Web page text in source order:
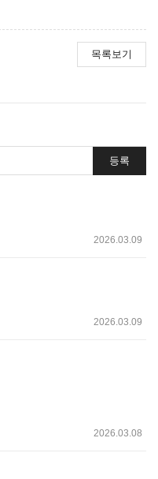
목록보기
등록
2026.03.09
2026.03.09
2026.03.08